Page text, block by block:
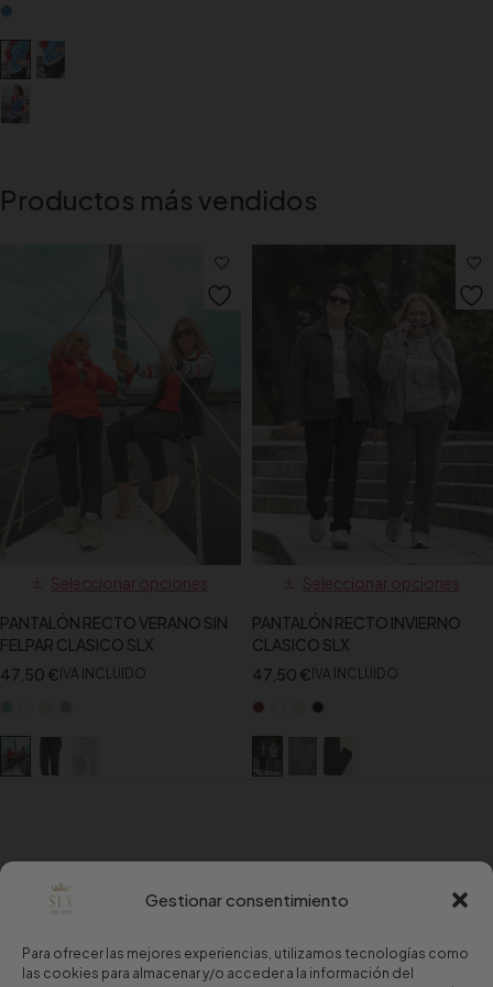
Gestionar consentimiento
Para ofrecer las mejores experiencias, utilizamos tecnologías como
las cookies para almacenar y/o acceder a la información del
Productos más vendidos
Seleccionar opciones
PANTALÓN RECTO VERANO SIN
FELPAR CLASICO SLX
47,50 € IVA INCLUIDO
Seleccionar opciones
PANTALÓN RECTO INVIERNO
CLASICO SLX
47,50 € IVA INCLUIDO